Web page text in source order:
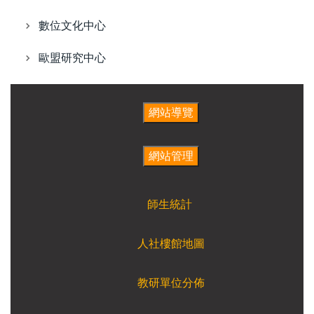
數位文化中心
歐盟研究中心
師生統計
人社樓館地圖
教研單位分佈